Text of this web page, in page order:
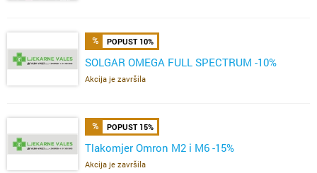
POPUST 10%
SOLGAR OMEGA FULL SPECTRUM -10%
Akcija je završila
POPUST 15%
Tlakomjer Omron M2 i M6 -15%
Akcija je završila